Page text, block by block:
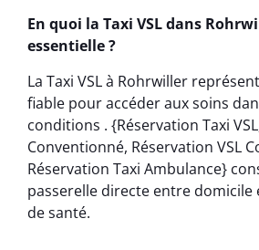
En quoi la Taxi VSL dans
essentielle ?
La Taxi VSL à Rohrwiller
fiable pour accéder aux soins
conditions . {Réservation Taxi
Conventionné, Réservation VSL
Réservation Taxi Ambulance}
passerelle directe entre domicile
de santé.